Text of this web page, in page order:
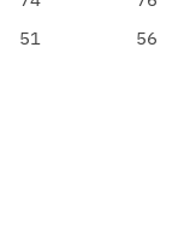
51 56